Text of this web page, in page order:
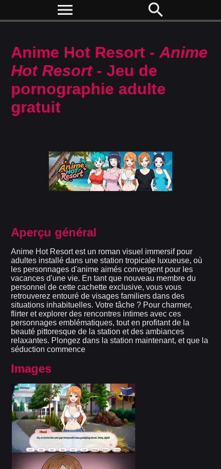
menu search
Anime Hot Resort -Anime
Hot Resort- Jeu de
pornographie adulte
gratuit
Aperçu général
Anime Hot Resort est un roman visuel immersif pour
adultes installé dans une station tropicale luxueuse, où
les personnages d'anime aimés convergent pour les
vacances d'une vie. En tant que nouveau membre du
personnel de cette cachette exclusive, vous vous
retrouverez entouré de visages familiers dans des
situations inhabituelles. Votre tâche ? Pour charmer,
flirter et explorer des rencontres intimes avec ces
personnages emblématiques, tout en profitant de la
beauté pittoresque de la station et des ambiances
relaxantes. Plongez dans la station maintenant, et que la
séduction commence
Images